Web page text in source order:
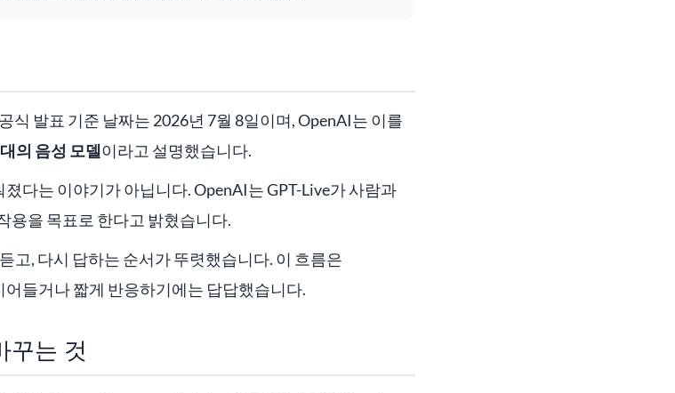
식 발표 기준 날짜는 2026년 7월 8일이며, OpenAI는 이를
의 음성 모델이라고 설명했습니다.
다는 이야기가 아닙니다. OpenAI는 GPT-Live가 사람과
용을 목표로 한다고 밝혔습니다.
고, 다시 답하는 순서가 뚜렷했습니다. 이 흐름은
들거나 짧게 반응하기에는 답답했습니다.
꾸는 것